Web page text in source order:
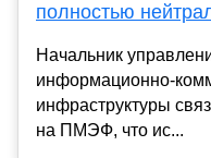
полностью
Начальник
информационно-
инфраструктуры
на ПМЭФ, что ис...